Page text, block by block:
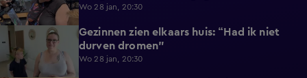
Wo 28 jan, 20:30
3:07
Gezinnen zien elkaars huis: “Had ik niet
durven dromen"
Wo 28 jan, 20:30